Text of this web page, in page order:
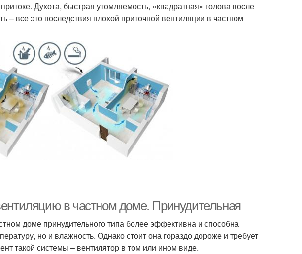
Духота, быстрая утомляемость, «квадратная» голова после
– все это последствия плохой приточной вентиляции в частном
в частном доме. Принудительная
доме принудительного типа более эффективна и способна
но и влажность. Однако стоит она гораздо дороже и требует
такой системы – вентилятор в том или ином виде.